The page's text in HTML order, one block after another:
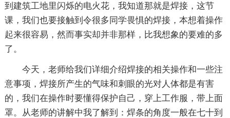
到建筑工地里闪烁的电火花，我知道那就是焊接，这节
课，我们也要接触到令很多同学畏惧的焊接，本想着操作
起来很容易，然而事实却并非那样，比我想象的要难的多
了。
今天，老师给我们详细介绍焊接的相关操作和一些注
意事项，焊接所产生的气味和刺眼的光对人体都是有害
的，我们在操作时要懂得保护自己，穿上工作服，带上面
罩。从老师的讲解中我了解到：焊条的角度一般在七十到